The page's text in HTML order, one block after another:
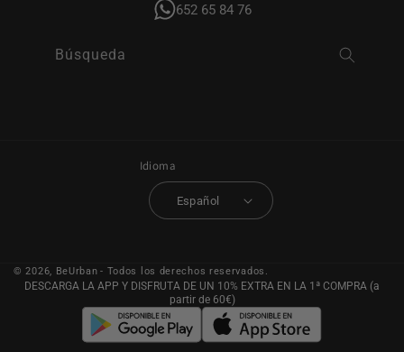
652 65 84 76
Búsqueda
Idioma
Español
© 2026, BeUrban - Todos los derechos reservados.
DESCARGA LA APP Y DISFRUTA DE UN 10% EXTRA EN LA 1ª COMPRA (a
partir de 60€)